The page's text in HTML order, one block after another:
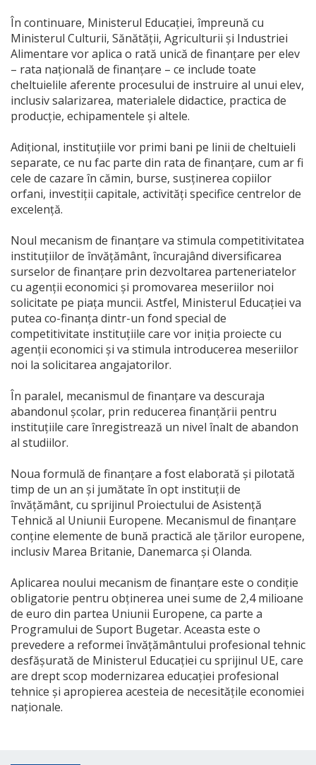
În continuare, Ministerul Educației, împreună cu
Ministerul Culturii, Sănătăţii, Agriculturii şi Industriei
Alimentare vor aplica o rată unică de finanțare per elev
– rata națională de finanțare – ce include toate
cheltuielile aferente procesului de instruire al unui elev,
inclusiv salarizarea, materialele didactice, practica de
producție, echipamentele și altele.
Adițional, instituțiile vor primi bani pe linii de cheltuieli
separate, ce nu fac parte din rata de finanţare, cum ar fi
cele de cazare în cămin, burse, susținerea copiilor
orfani, investiţii capitale, activităţi specifice centrelor de
excelenţă.
Noul mecanism de finanțare va stimula competitivitatea
instituțiilor de învățământ, încurajând diversificarea
surselor de finanţare prin dezvoltarea parteneriatelor
cu agenții economici și promovarea meseriilor noi
solicitate pe piața muncii. Astfel, Ministerul Educației va
putea co-finanţa dintr-un fond special de
competitivitate instituțiile care vor iniția proiecte cu
agenții economici și va stimula introducerea meseriilor
noi la solicitarea angajatorilor.
În paralel, mecanismul de finanțare va descuraja
abandonul școlar, prin reducerea finanțării pentru
instituţiile care înregistrează un nivel înalt de abandon
al studiilor.
Noua formulă de finanțare a fost elaborată și pilotată
timp de un an și jumătate în opt instituții de
învățământ, cu sprijinul Proiectului de Asistență
Tehnică al Uniunii Europene. Mecanismul de finanțare
conține elemente de bună practică ale țărilor europene,
inclusiv Marea Britanie, Danemarca și Olanda.
Aplicarea noului mecanism de finanțare este o condiție
obligatorie pentru obținerea unei sume de 2,4 milioane
de euro din partea Uniunii Europene, ca parte a
Programului de Suport Bugetar. Aceasta este o
prevedere a reformei învățământului profesional tehnic
desfășurată de Ministerul Educației cu sprijinul UE, care
are drept scop modernizarea educației profesional
tehnice și apropierea acesteia de necesitățile economiei
naționale.